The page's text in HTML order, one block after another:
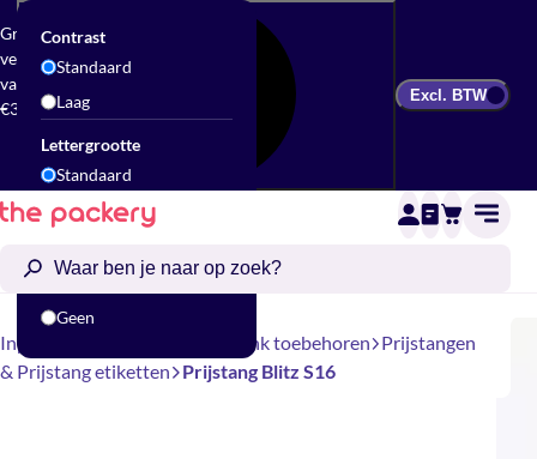
Gratis
verzending
vanaf
€300
Contrast
Standaard
Laag
Lettergrootte
Standaard
Groot
Geen
Excl. BTW
Inpakbenodigdheden Toonbank toebehoren Prijstangen
& Prijstang etiketten
Prijstang Blitz S16